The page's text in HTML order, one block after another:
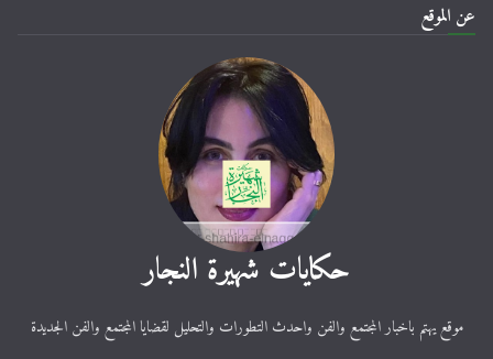
عن الموقع
حكايات شهيرة النجار
موقع يهتم باخبار المجتمع والفن واحدث التطورات والتحليل لقضايا المجتمع والفن الجديدة